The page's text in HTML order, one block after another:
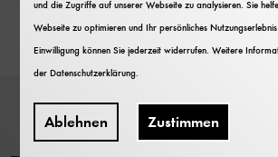
und die Zugriffe auf unserer Webseite zu analysieren. Sie
Webseite zu optimieren und Ihr persönliches
Einwilligung können Sie jederzeit widerrufen. Weitere
derDatenschutzerklärung
Ablehnen Zustimmen